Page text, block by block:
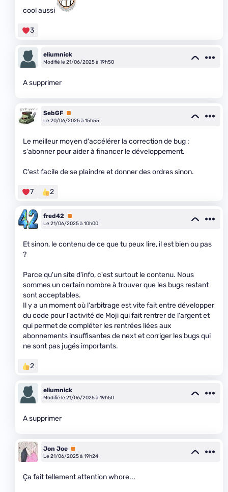
cool aussi
3
eliumnick
Modifié le 21/06/2025 à 19h50
A supprimer
SebGF Premium
Le 20/06/2025 à 15h55
Le meilleur moyen d'accélérer la correction de bug :
s'abonner pour aider à financer le développement.
C'est facile de se plaindre et donner des ordres sinon.
7 2
fred42 Premium
Le 21/06/2025 à 10h00
Et sinon, le contenu de ce que tu peux lire, il est bien ou pas
?
Parce qu'un site d'info, c'est surtout le contenu. Nous
sommes un certain nombre à trouver que les bugs restant
sont acceptables.
Il y a un moment où l'arbitrage est vite fait entre développer
du code pour l'activité de Moji qui fait rentrer de l'argent et
qui permet de compléter les rentrées liées aux
abonnements insuffisantes de next et corriger les bugs qui
ne sont pas jugés importants.
2
eliumnick
Modifié le 21/06/2025 à 19h50
A supprimer
Jon Joe Premium
Le 21/06/2025 à 19h24
Ça fait tellement attention whore...